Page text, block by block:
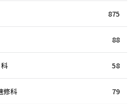
875
88
58
修科 79